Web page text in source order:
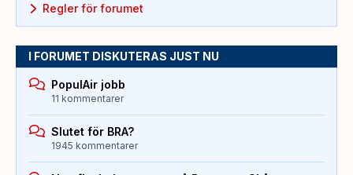
Regler för forumet
I FORUMET DISKUTERAS JUST NU
PopulAir jobb
11 kommentarer
Slutet för BRA?
1945 kommentarer